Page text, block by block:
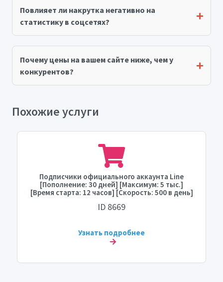
Повлияет ли накрутка негативно на
статистику в соцсетях?
Почему цены на вашем сайте ниже, чем у
конкурентов?
Похожие услуги
Подписчики официального аккаунта Line
[Пополнение: 30 дней] [Максимум: 5 тыс.]
[Время старта: 12 часов] [Скорость: 500 в день]
ID 8669
Узнать подробнее